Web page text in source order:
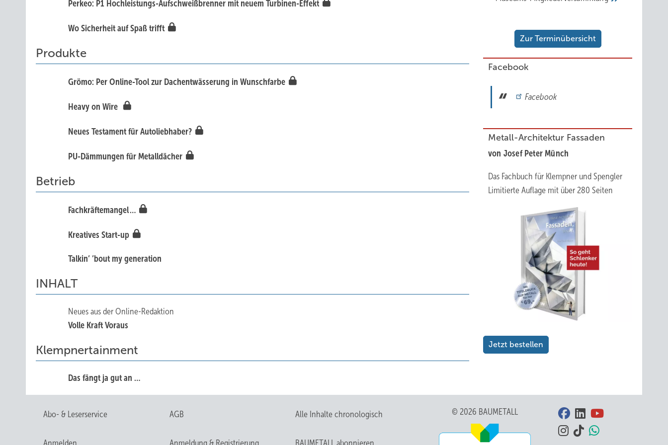
Perkeo: P1 Hochleistungs-Aufschweißbrenner mit neuem Turbinen-Effekt
Wo Sicherheit auf Spaß trifft
Produkte
Grömo: Per Online-Tool zur Dachentwässerung in Wunschfarbe
Heavy on Wire
Neues Testament für Autoliebhaber?
PU-Dämmungen für Metalldächer
Betrieb
Fachkräftemangel …
Kreatives Start-up
Talkin’ ’bout my generation
INHALT
Neues aus der Online-Redaktion
Volle Kraft Voraus
Klempnertainment
Das fängt ja gut an …
Zur Terminübersicht
Facebook
Facebook
Metall-Architektur Fassaden
von Josef Peter Münch
Das Fachbuch für Klempner und Spengler
Limitierte Auflage mit über 280 Seiten
Jetzt bestellen
Abo- & Leserservice AGB Alle Inhalte chronologisch
Anmelden Anmeldung & Registrierung BAUMETALL abonnieren
© 2026 BAUMETALL